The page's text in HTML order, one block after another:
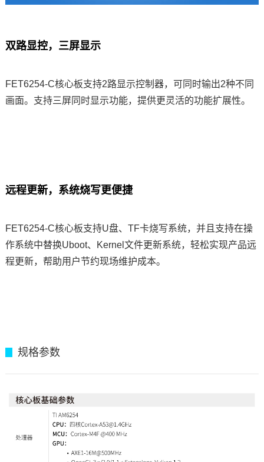
双路显控，三屏显示
FET6254-C核心板支持2路显示控制器，可同时输出2种不同
画面。支持三屏同时显示功能，提供更灵活的功能扩展性。
远程更新，系统烧写更便捷
FET6254-C核心板支持U盘、TF卡烧写系统，并且支持在操
作系统中替换Uboot、Kernel文件更新系统，轻松实现产品远
程更新，帮助用户节约现场维护成本。
规格参数